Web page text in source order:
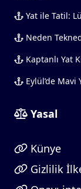
Yat ile Tatil:
Neden
Kaptanlı Yat
Eylül’de Mavi
Yasal
Künye
Gizlilik